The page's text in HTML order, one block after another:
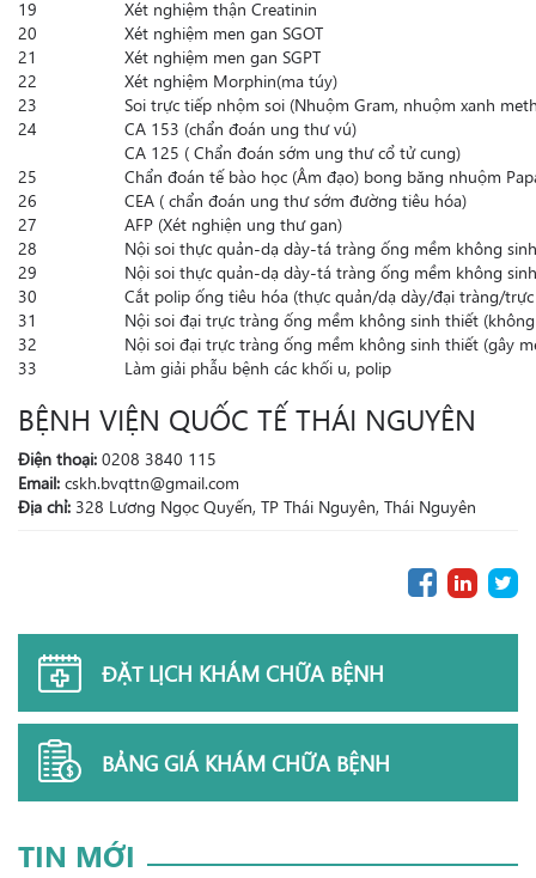
19
Xét nghiệm thận Creatinin
20
Xét nghiệm men gan SGOT
21
Xét nghiệm men gan SGPT
22
Xét nghiệm Morphin(ma túy)
23
Soi trực tiếp nhộm soi (Nhuộm Gram, nhuộm xanh
24
CA 153 (chẩn đoán ung thư vú)
CA 125 ( Chẩn đoán sớm ung thư cổ tử cung)
25
Chẩn đoán tế bào học (Âm đạo) bong băng nhuộm
26
CEA ( chẩn đoán ung thư sớm đường tiêu hóa)
27
AFP (Xét nghiện ung thư gan)
28
Nội soi thực quản-dạ dày-tá tràng ống mềm không
29
Nội soi thực quản-dạ dày-tá tràng ống mềm không
30
Cắt polip ống tiêu hóa (thực quản/dạ dày/đại tràng/
31
Nội soi đại trực tràng ống mềm không sinh thiết
32
Nội soi đại trực tràng ống mềm không sinh thiết (gây
33
Làm giải phẫu bệnh các khối u, polip
BỆNH VIỆN QUỐC TẾ THÁI NGUYÊN
Điện thoại: 0208 3840 115
Email: cskh.bvqttn@gmail.com
Địa chỉ: 328 Lương Ngọc Quyến, TP Thái Nguyên, Thái Nguyên
ĐẶT LỊCH KHÁM CHỮA BỆNH
BẢNG GIÁ KHÁM CHỮA BỆNH
TIN MỚI